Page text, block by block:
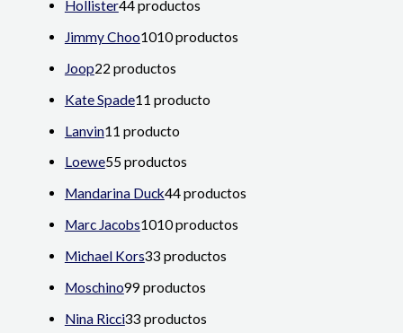
Hollister44 productos
Jimmy Choo1010 productos
Joop22 productos
Kate Spade11 producto
Lanvin11 producto
Loewe55 productos
Mandarina Duck44 productos
Marc Jacobs1010 productos
Michael Kors33 productos
Moschino99 productos
Nina Ricci33 productos